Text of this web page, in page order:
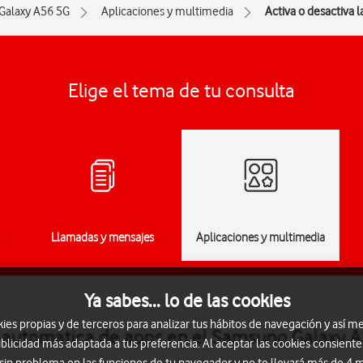
A56 5G Aplicaciones y multimedia Activa o desactiva
Elige el tema de tu consulta
Llamadas y mensajes Aplicaciones y multimedia
de apps en el Samsung Galaxy
Ya sabes... lo de las cookies
propias y de terceros para analizar tus hábitos de navegación y así
más adaptada a tus preferencia. Al aceptar las cookies